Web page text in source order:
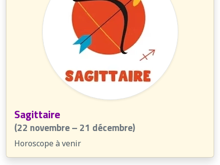
Sagittaire
(22 novembre – 21 décembre)
Horoscope à venir